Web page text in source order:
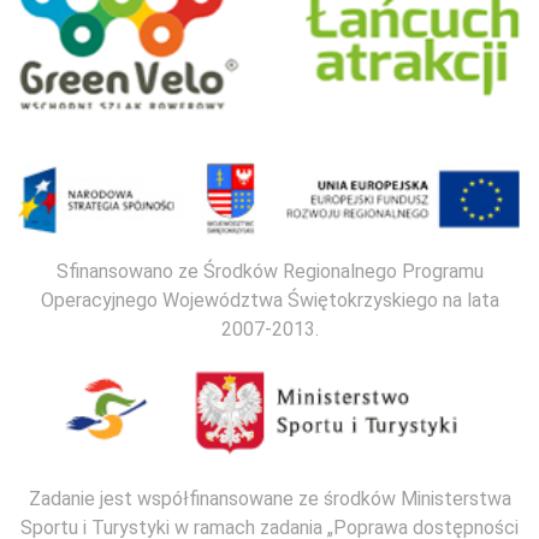
Sfinansowano ze Środków Regionalnego Programu
Operacyjnego Województwa Świętokrzyskiego na lata
2007-2013.
Zadanie jest współfinansowane ze środków Ministerstwa
Sportu i Turystyki w ramach zadania „Poprawa dostępności